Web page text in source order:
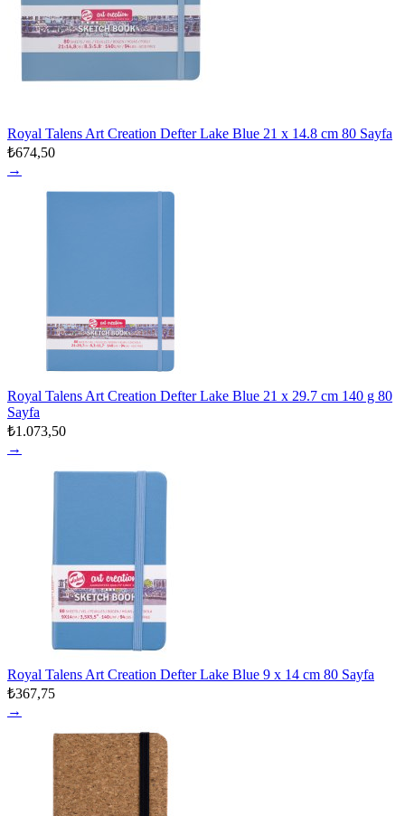
Royal Talens Art Creation Defter Lake Blue 21 x 14.8 cm 80 Sayfa
₺674,50
→
Royal Talens Art Creation Defter Lake Blue 21 x 29.7 cm 140 g 80
Sayfa
₺1.073,50
→
Royal Talens Art Creation Defter Lake Blue 9 x 14 cm 80 Sayfa
₺367,75
→